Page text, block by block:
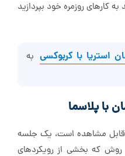
کارهای روزمره خود بپردازید
استریا با کربوکسی به
با پلاسما
قابل مشاهده است، یک جلسه
روش که بخشی از رویکردهای